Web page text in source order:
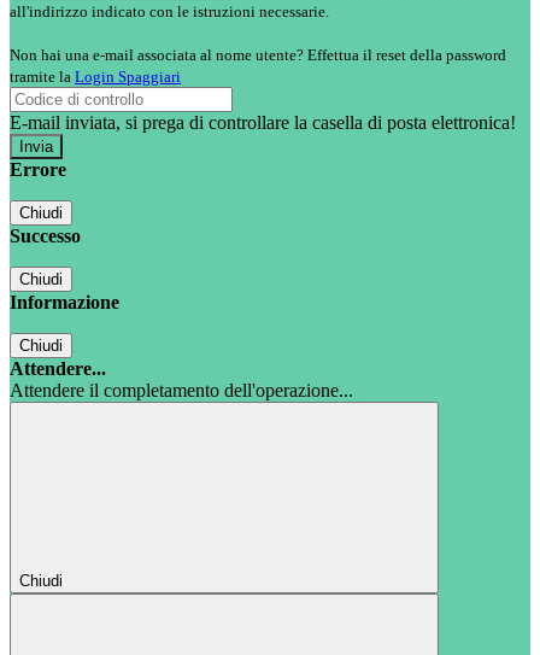
all'indirizzo indicato con le istruzioni necessarie.
Non hai una e-mail associata al nome utente? Effettua il reset della password
tramite la Login Spaggiari
E-mail inviata, si prega di controllare la casella di posta elettronica!
Errore
Chiudi
Successo
Chiudi
Informazione
Chiudi
Attendere...
Attendere il completamento dell'operazione...
Chiudi